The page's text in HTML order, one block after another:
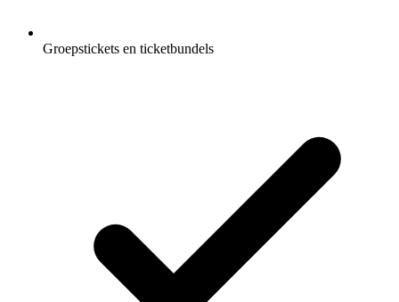
Groepstickets en ticketbundels